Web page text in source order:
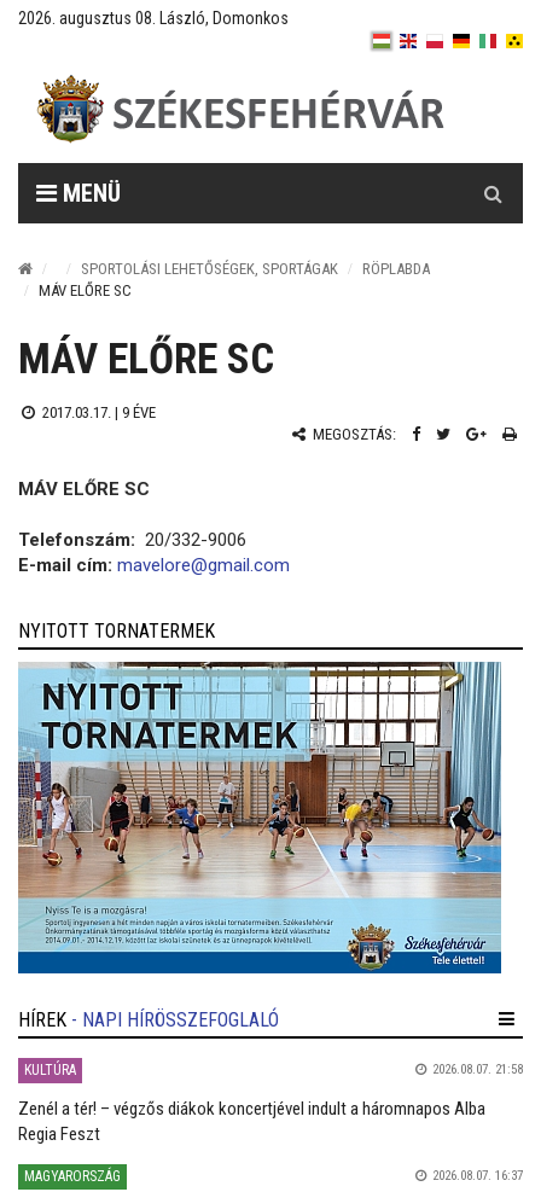
2026. augusztus 08. László, Domonkos
MENÜ
SPORTOLÁSI LEHETŐSÉGEK, SPORTÁGAK
RÖPLABDA
MÁV ELŐRE SC
MÁV ELŐRE SC
2017.03.17. | 9 ÉVE
MEGOSZTÁS:
MÁV ELŐRE SC
Telefonszám: 20/332-9006
E-mail cím: mavelore@gmail.com
NYITOTT TORNATERMEK
HÍREK - NAPI HÍRÖSSZEFOGLALÓ
KULTÚRA 2026.08.07. 21:58
Zenél a tér! – végzős diákok koncertjével indult a háromnapos Alba
Regia Feszt
MAGYARORSZÁG 2026.08.07. 16:37